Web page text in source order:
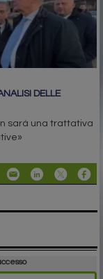
DELLE
sarà una trattativa